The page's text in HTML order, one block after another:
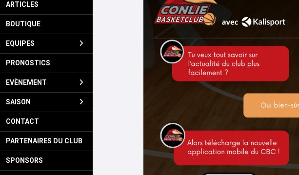
ARTICLES
BOUTIQUE
EQUIPES
PRONOSTICS
EVÈNEMENT
SAISON
CONTACT
PARTENAIRES DU CLUB
SPONSORS